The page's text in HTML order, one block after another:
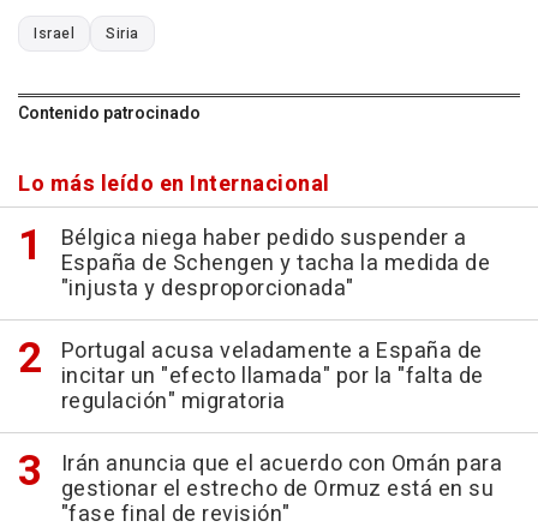
Israel Siria
Contenido patrocinado
Lo más leído en Internacional
Bélgica niega haber pedido suspender a
España de Schengen y tacha la medida de
"injusta y desproporcionada"
Portugal acusa veladamente a España de
incitar un "efecto llamada" por la "falta de
regulación" migratoria
Irán anuncia que el acuerdo con Omán para
gestionar el estrecho de Ormuz está en su
"fase final de revisión"